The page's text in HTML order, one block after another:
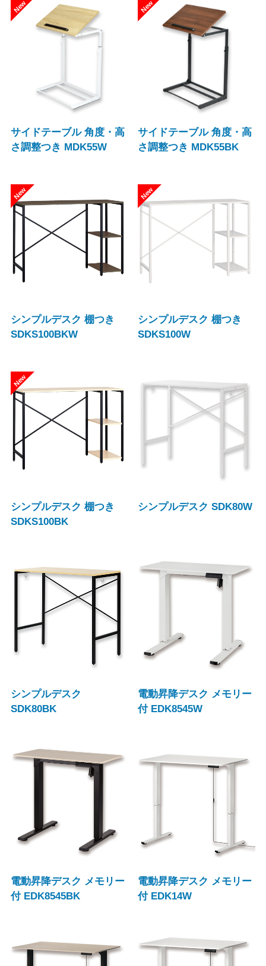
サイドテーブル 角度・高
さ調整つき MDK55W
サイドテーブル 角度・高
さ調整つき MDK55BK
シンプルデスク 棚つき
SDKS100BKW
シンプルデスク 棚つき
SDKS100W
シンプルデスク 棚つき
SDKS100BK
シンプルデスク SDK80W
シンプルデスク
SDK80BK
電動昇降デスク メモリー
付 EDK8545W
電動昇降デスク メモリー
付 EDK8545BK
電動昇降デスク メモリー
付 EDK14W